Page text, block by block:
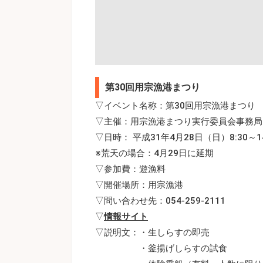
第30回用宗漁港まつり
▽イベント名称：第30回用宗漁港まつり
▽主催：用宗漁港まつり実行委員会事務
▽日時： 平成31年4月28日（日）8:30～
※荒天の場合：4月29日に延期
▽参加費：遊漁料
▽開催場所：用宗漁港
▽問い合わせ先：054-259-2111
▽情報サイト
▽説明文：・生しらすの即売
・釜揚げしらすの試食